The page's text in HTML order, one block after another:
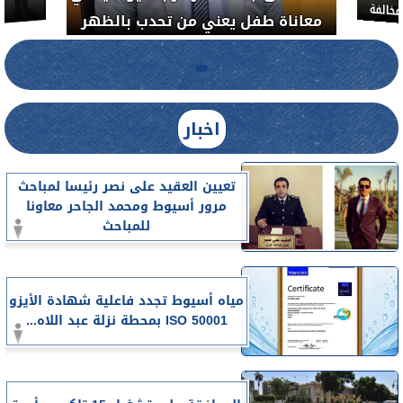
لضبط المنشآت الطبية المخالفة.....
اخبار
تعيين العقيد على نصر رئيسا لمباحث
مرور أسيوط ومحمد الجاحر معاونا
للمباحث
مياه أسيوط تجدد فاعلية شهادة الأيزو
ISO 50001 بمحطة نزلة عبد اللاه...